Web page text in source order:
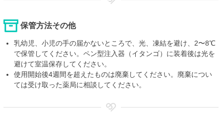
保管方法その他
乳幼児、小児の手の届かないところで、光、凍結を避け、2〜8℃
で保管してください。ペン型注入器（イタンゴ）に装着後は光を
避けて室温保存してください。
使用開始後4週間を超えたものは廃棄してください。廃棄につい
ては受け取った薬局に相談してください。